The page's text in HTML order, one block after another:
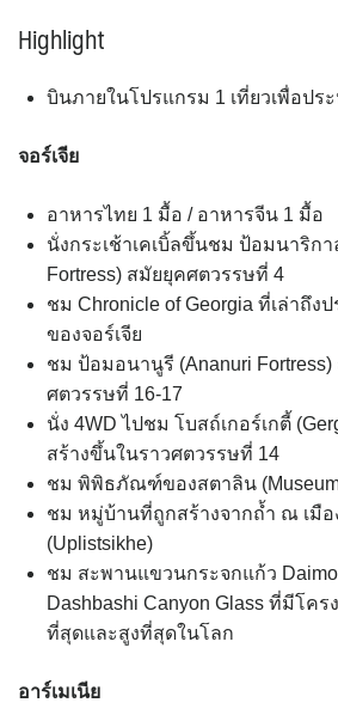
Highlight
บินภายในโปรแกรม 1 เที่ยวเพื่อประ
จอร์เจีย
อาหารไทย 1 มื้อ / อาหารจีน 1 มื้อ
นั่งกระเช้าเคเบิ้ลขึ้นชม ป้อมนาริกา
Fortress) สมัยยุคศตวรรษที่ 4
ชม Chronicle of Georgia ที่เล่าถึง
ของจอร์เจีย
ชม ป้อมอนานูรี (Ananuri
ศตวรรษที่ 16-17
นั่ง 4WD ไปชม โบสถ์เกอร์เกตี้
สร้างขึ้นในราวศตวรรษที่ 14
ชม พิพิธภัณฑ์ของสตาลิน (Museum
ชม หมู่บ้านที่ถูกสร้างจากถ้ำ ณ เมื
(Uplistsikhe)
ชม สะพานแขวนกระจกแก้ว
Dashbashi Canyon Glass ที่มีโค
ที่สุดและสูงที่สุดในโลก
อาร์เมเนีย